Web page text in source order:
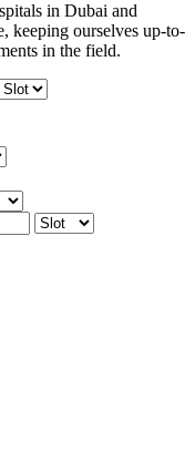
in Dubai and
keeping ourselves up-to-
in the field.